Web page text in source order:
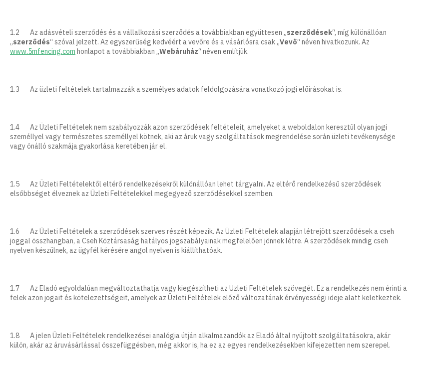
1.2 Az adásvételi szerződés és a vállalkozási szerződés a továbbiakban együttesen „szerződések“, míg különállóan
„szerződés“ szóval jelzett. Az egyszerűség kedvéért a vevőre és a vásárlósra csak „Vevő“ néven hivatkozunk. Az
www.5mfencing.com honlapot a továbbiakban „Webáruház“ néven említjük.
1.3 Az üzleti feltételek tartalmazzák a személyes adatok feldolgozására vonatkozó jogi előírásokat is.
1.4 Az Üzleti Feltételek nem szabályozzák azon szerződések feltételeit, amelyeket a weboldalon keresztül olyan jogi
személlyel vagy természetes személlyel kötnek, aki az áruk vagy szolgáltatások megrendelése során üzleti tevékenysége
vagy önálló szakmája gyakorlása keretében jár el.
1.5 Az Üzleti Feltételektől eltérő rendelkezésekről különállóan lehet tárgyalni. Az eltérő rendelkezésű szerződések
elsőbbséget élveznek az Üzleti Feltételekkel megegyező szerződésekkel szemben.
1.6 Az Üzleti Feltételek a szerződések szerves részét képezik. Az Üzleti Feltételek alapján létrejött szerződések a cseh
joggal összhangban, a Cseh Köztársaság hatályos jogszabályainak megfelelően jönnek létre. A szerződések mindig cseh
nyelven készülnek, az ügyfél kérésére angol nyelven is kiállíthatóak.
1.7 Az Eladó egyoldalúan megváltoztathatja vagy kiegészítheti az Üzleti Feltételek szövegét. Ez a rendelkezés nem érinti a
felek azon jogait és kötelezettségeit, amelyek az Üzleti Feltételek előző változatának érvényességi ideje alatt keletkeztek.
1.8 A jelen Üzleti Feltételek rendelkezései analógia útján alkalmazandók az Eladó által nyújtott szolgáltatásokra, akár
külön, akár az áruvásárlással összefüggésben, még akkor is, ha ez az egyes rendelkezésekben kifejezetten nem szerepel.